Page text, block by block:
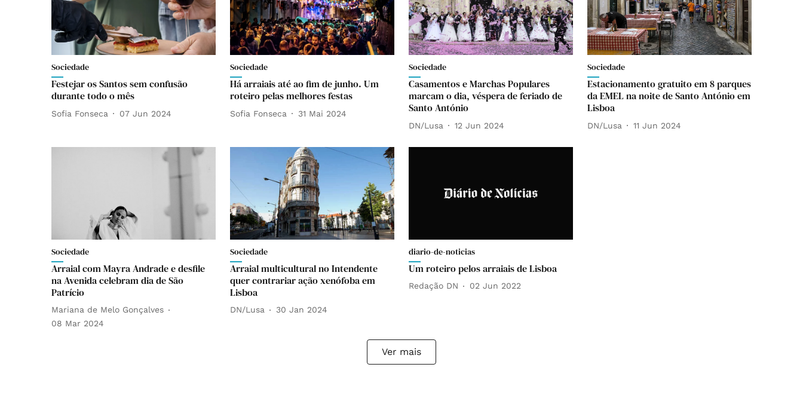
Sociedade
Festejar os Santos sem confusão
durante todo o mês
Sofia Fonseca 07 Jun 2024
Sociedade
Há arraiais até ao fim de junho. Um
roteiro pelas melhores festas
Sofia Fonseca 31 Mai 2024
Sociedade
Casamentos e Marchas Populares
marcam o dia, véspera de feriado de
Santo António
DN/Lusa 12 Jun 2024
Sociedade
Estacionamento gratuito em 8 parques
da EMEL na noite de Santo António em
Lisboa
DN/Lusa 11 Jun 2024
Sociedade
Arraial com Mayra Andrade e desfile
na Avenida celebram dia de São
Patrício
Mariana de Melo Gonçalves
08 Mar 2024
Sociedade
Arraial multicultural no Intendente
quer contrariar ação xenófoba em
Lisboa
DN/Lusa 30 Jan 2024
diario-de-noticias
Um roteiro pelos arraiais de Lisboa
Redação DN 02 Jun 2022
Ver mais